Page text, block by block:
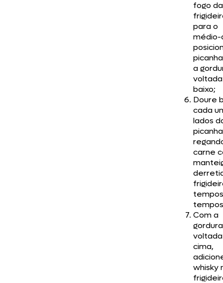
fogo da
para o
a
baixo;
Doure
cada
lados
carne
Com a
gordura
cima,
whisky